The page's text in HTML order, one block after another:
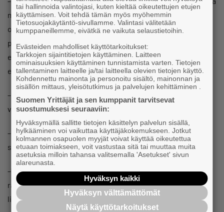
mukaan, yritä ostaa paikallista ja toimi koordinaatio-
ohjeiden mukaan. Älä itse ala soveltamaan. Ostamalla
paikallisesti tuet paikallista taloutta. Kysy paikallisilta
erityistarpeista varsinkin liittyen lääkkeisiin ja
erityistuotteisiin.
– Ota mieluusti mukaan ainakin joku, joka puhuu ukrainaa,
venäjää, puolaa tai romaniaa. Englannilla ei pärjää.
– Muista, että logistiikan pitää jatkua ihan loppukäyttäjälle
saakka.
– Mikäli luot keräyksen, hanki rahankeräyslupa ja raportoi
rahasta läpinäkyvästi. Kriisitilanteet saavat huijarit myös
liikkeelle, eli hyvä, läpinäkyvä hallinto on erityisen tärkeää.
tai hallinnoida valintojasi, kuten kieltää oikeutettujen etujen
käyttämisen. Voit tehdä tämän myös myöhemmin
Tietosuojakäytäntö-sivullamme. Valintasi välitetään
kumppaneillemme, eivätkä ne vaikuta selaustietoihin.
Evästeiden mahdolliset käyttötarkoitukset:
Tarkkojen sijaintitietojen käyttäminen. Laitteen
ominaisuuksien käyttäminen tunnistamista varten. Tietojen
tallentaminen laitteelle ja/tai laitteella olevien tietojen käyttö.
Kohdennettu mainonta ja personoitu sisältö, mainonnan ja
sisällön mittaus, yleisötutkimus ja palvelujen kehittäminen .
Suomen Yrittäjät ja sen kumppanit tarvitsevat
suostumuksesi seuraaviin:
Hyväksymällä sallitte tietojen käsittelyn palvelun sisällä,
hylkääminen voi vaikuttaa käyttäjäkokemukseen. Jotkut
kolmannen osapuolen myyjät voivat käyttää oikeutettua
etuaan toimiakseen, voit vastustaa sitä tai muuttaa muita
asetuksia milloin tahansa valitsemalla 'Asetukset' sivun
alareunasta.
Hyväksyn kaikki
Hyväksyn välttämättömät
Näytä käyttötarkoitukset